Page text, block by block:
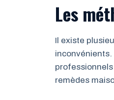
Les
Il existe
remèdes